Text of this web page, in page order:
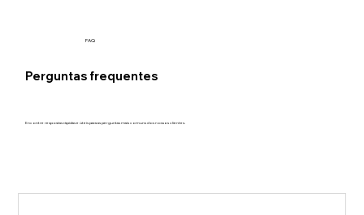
Encontre respostas rápidas e úteis para as perguntas mais comuns dos nossos clientes.
Perguntas frequentes
FAQ